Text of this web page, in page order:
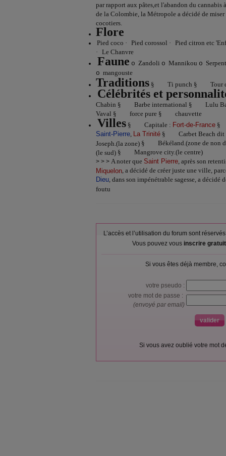
par rapport aux pâtes,et l'abandon du cannabis
de la Colombie, la Métropole a décidé de
cocotiers.
Flore
Pied coco · Pied corossol · Pied citron etc
· Le Chanvre
Faune o Zandoli o Mannikou o
o mangouste
Traditions § Ti punch § Tour
Célébrités et
Chabin § Barbe international §
Lulu
Vaval § force pure § chauvette
Villes § Capitale : Fort-de-France §
Saint-Pierre, La Trinité § Carbet Beach
Joseph.(la zone) § Békéland.(zone de non
(le sud) § Mangrove city.(le centre)
> > > A noter que Saint Pierre, après son
Miquelon, a décidé de créer juste une ville,
Dieu, dans son impénétrable sagesse, a décidé
foutu
L’accès et l’utilisation du forum sont
Vous pouvez vous inscrire
Si vous êtes déjà membre,
votre pseudo :
votre mot de passe :
(envoyé par email)
Si vous avez oublié votre mot